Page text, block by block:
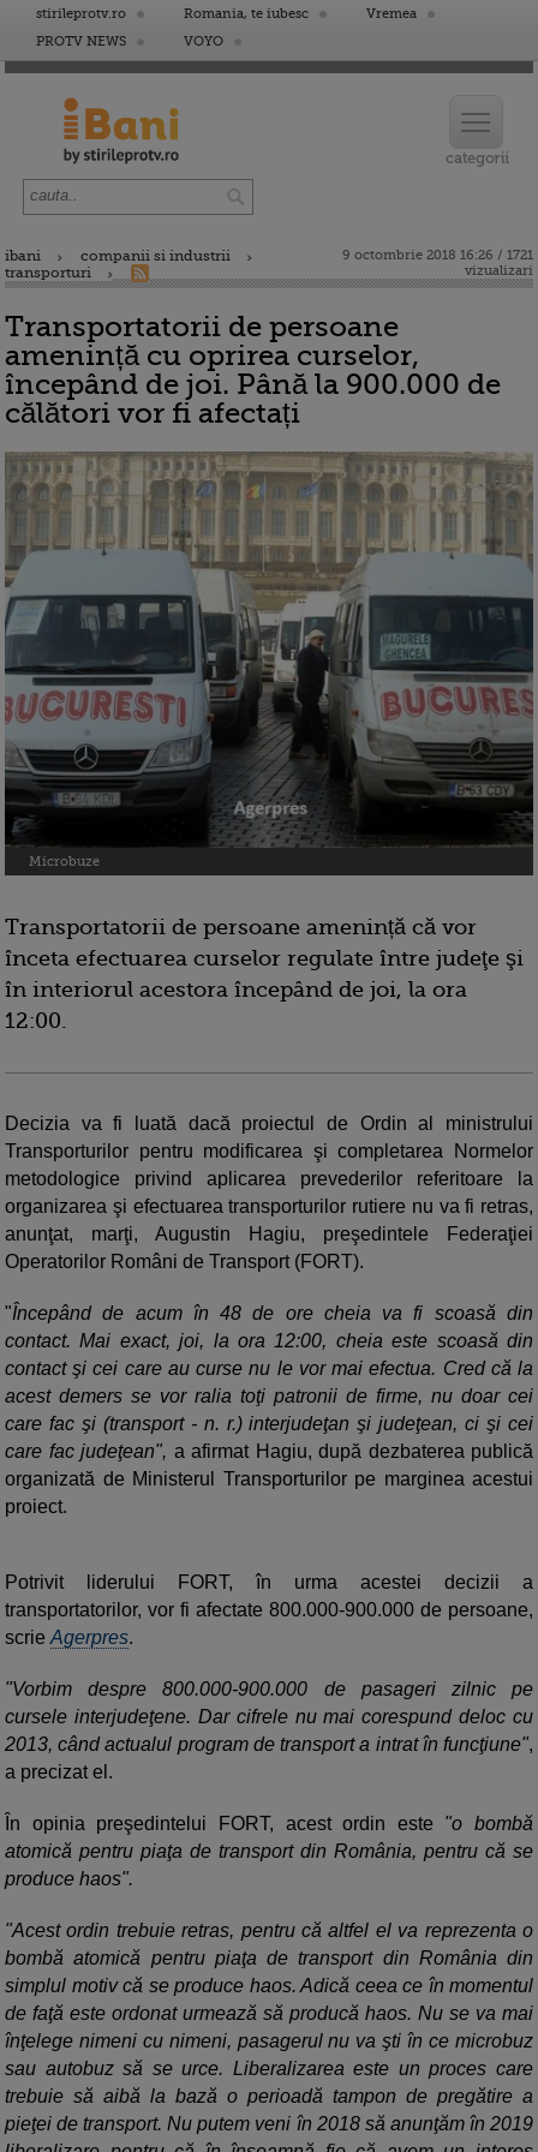
stirileprotv.ro Romania, te iubesc
Vremea
PROTV NEWS
VOYO
ibani
companii si industrii
transporturi
9 octombrie 2018 16:26 / 1721
vizualizari
Transportatorii de persoane
amenință cu oprirea curselor,
începând de joi. Până la 900.000 de
călători vor fi afectați
Microbuze
Transportatorii de persoane amenință că vor
înceta efectuarea curselor regulate între judeţe şi
în interiorul acestora începând de joi, la ora
12:00.
Decizia va fi luată dacă proiectul de Ordin al ministrului
Transporturilor pentru modificarea şi completarea Normelor
metodologice privind aplicarea prevederilor referitoare la
organizarea şi efectuarea transporturilor rutiere nu va fi retras,
anunţat, marţi, Augustin Hagiu, preşedintele Federaţiei
Operatorilor Români de Transport (FORT).
"Începând de acum în 48 de ore cheia va fi scoasă din
contact. Mai exact, joi, la ora 12:00, cheia este scoasă din
contact şi cei care au curse nu le vor mai efectua. Cred că la
acest demers se vor ralia toţi patronii de firme, nu doar cei
care fac şi (transport - n. r.) interjudeţan şi judeţean, ci şi cei
care fac judeţean", a afirmat Hagiu, după dezbaterea publică
organizată de Ministerul Transporturilor pe marginea acestui
proiect.
Potrivit liderului FORT, în urma acestei decizii a
transportatorilor, vor fi afectate 800.000-900.000 de persoane,
scrie Agerpres.
"Vorbim despre 800.000-900.000 de pasageri zilnic pe
cursele interjudeţene. Dar cifrele nu mai corespund deloc cu
2013, când actualul program de transport a intrat în funcţiune",
a precizat el.
În opinia preşedintelui FORT, acest ordin este "o bombă
atomică pentru piaţa de transport din România, pentru că se
produce haos".
"Acest ordin trebuie retras, pentru că altfel el va reprezenta o
bombă atomică pentru piaţa de transport din România din
simplul motiv că se produce haos. Adică ceea ce în momentul
de faţă este ordonat urmează să producă haos. Nu se va mai
înţelege nimeni cu nimeni, pasagerul nu va şti în ce microbuz
sau autobuz să se urce. Liberalizarea este un proces care
trebuie să aibă la bază o perioadă tampon de pregătire a
pieţei de transport. Nu putem veni în 2018 să anunţăm în 2019